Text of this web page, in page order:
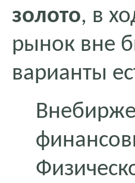
золото, в
рынок вне
варианты